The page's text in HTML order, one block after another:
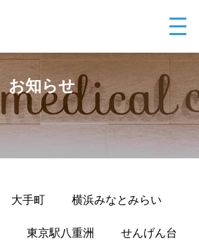
お知らせ
大手町 横浜みなとみらい
東京駅八重洲 せんげん台